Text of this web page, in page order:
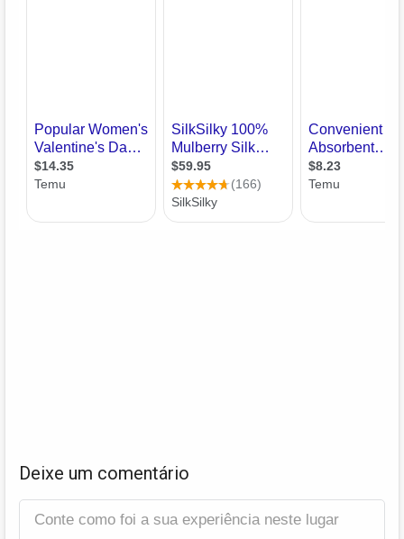
Deixe um comentário